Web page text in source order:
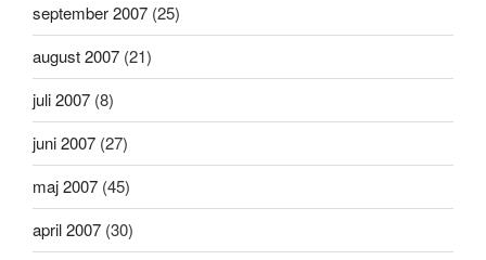
september 2007 (25)
august 2007 (21)
juli 2007 (8)
juni 2007 (27)
maj 2007 (45)
april 2007 (30)